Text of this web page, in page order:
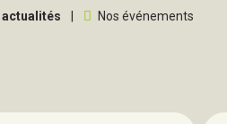
actualités Nos événements